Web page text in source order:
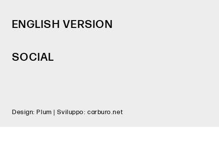
ENGLISH VERSION
SOCIAL
Design:Plum | Sviluppo:carburo.net